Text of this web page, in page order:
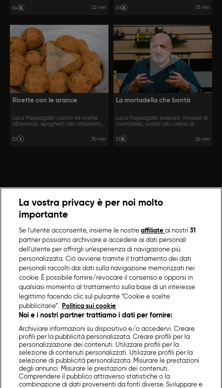
E4 22 min E3 33 min
Ricette con le arance
Luca Pappagallo cucina tre ricette
all'arancia: spaghetti alla chitaratta,
E2 30 min
La mortadella che bontà
Luca Pappagallo prepara: mousse di
mortadella, pasta alla crema di
stecchi alla petroniana.
E1 26 min
La vostra privacy è per noi molto
importante
Se l'utente acconsente, insieme le nostreaffiliateai nostri31
partner possiamo archiviare e accedere ai dati personali
dell'utente per offrirgli un'esperienza di navigazione più
personalizzata. Ciò avviene tramite il trattamento dei dati
personali raccolti dai dati sulla navigazione memorizzati nei
cookie. È possibile fornire/revocare il consenso e opporsi in
qualsiasi momento al trattamento sulla base di un interesse
legittimo facendo clic sul pulsante “Cookie e scelte
pubblicitarie”.
Politica sui cookie
Noi e i nostri partner trattiamo i dati per fornire:
Archiviare informazioni su dispositivo e/o accedervi. Creare
profili per la pubblicità personalizzata. Creare profili per la
personalizzazione dei contenuti. Utilizzare profili per la
selezione di contenuti personalizzati. Utilizzare profili per la
selezione di pubblicità personalizzata. Misurare le prestazioni
degli annunci. Misurare le prestazioni dei contenuti.
Comprendere il pubblico attraverso statistiche o la
combinazione di dati provenienti da fonti diverse. Sviluppare e